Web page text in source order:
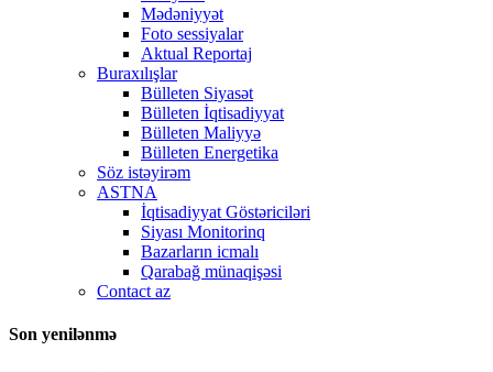
Mədəniyyət
Foto sessiyalar
Aktual Reportaj
Buraxılışlar
Bülleten Siyasət
Bülleten İqtisadiyyat
Bülleten Maliyyə
Bülleten Energetika
Söz istəyirəm
ASTNA
İqtisadiyyat Göstəriciləri
Siyası Monitorinq
Bazarların icmalı
Qarabağ münaqişəsi
Contact az
Son yenilənmə